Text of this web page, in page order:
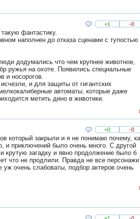
+1 -0
фантастику.
наполнен до отказа сценами с тупостью
додумались что чем крупнее животное,
ружья на охоте. Появились специальные
и носорогов.
и для защиты от гигантских
автоматы, которые даже
метить дино в животики.
+0 -0
который закрыли и я не понимаю почему,
и приключений было очень много. С другой
крутую загадку и явно продолжение было б
что не продлили. Правда не все персонажи
уж очень слабоваты, подбор актеров очень